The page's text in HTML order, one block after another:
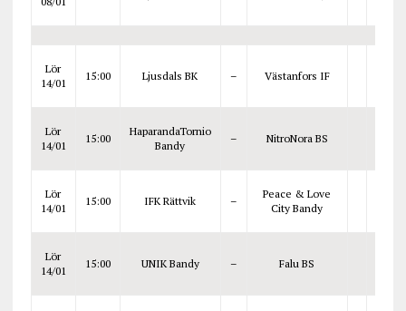
Lör
14/01
15:00 Ljusdals BK – Västanfors IF
Lör
14/01
15:00
HaparandaTornio
Bandy
– NitroNora BS
Lör
14/01
15:00 IFK Rättvik –
Peace & Love
City Bandy
Lör
14/01
15:00 UNIK Bandy – Falu BS